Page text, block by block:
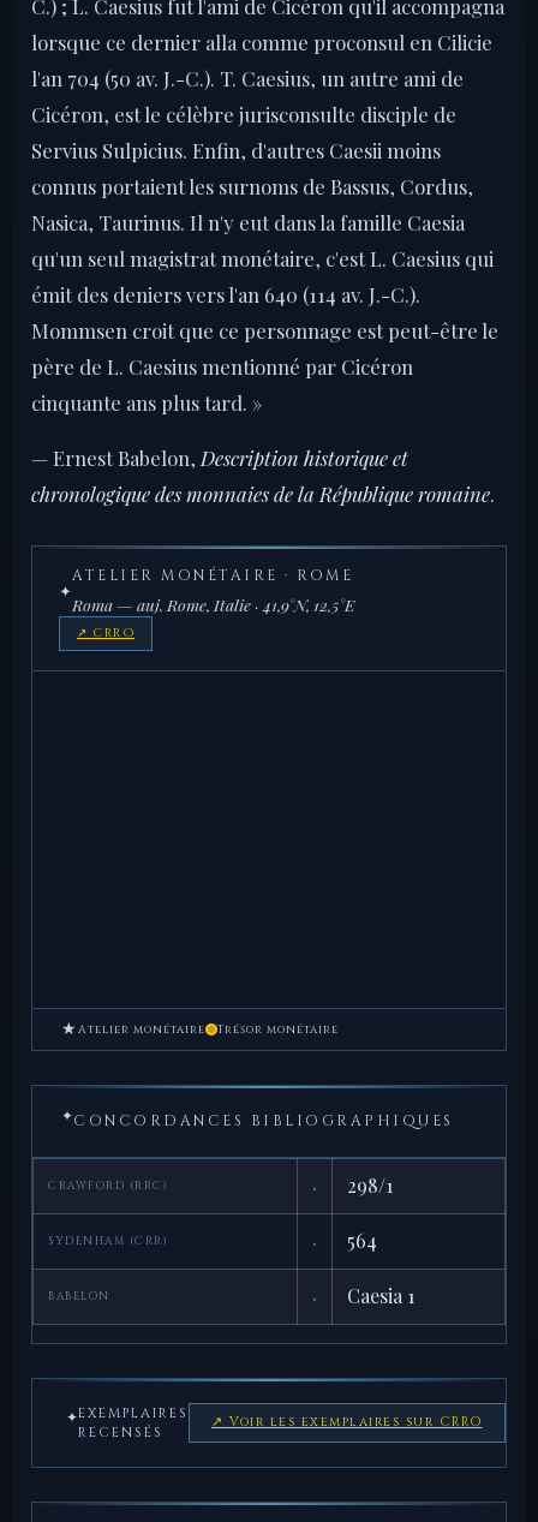
C.) ; L. Caesius fut l'ami de Cicéron qu'il accompagna
lorsque ce dernier alla comme proconsul en Cilicie
l'an 704 (50 av. J.-C.). T. Caesius, un autre ami de
Cicéron, est le célèbre jurisconsulte disciple de
Servius Sulpicius. Enfin, d'autres Caesii moins
connus portaient les surnoms de Bassus, Cordus,
Nasica, Taurinus. Il n'y eut dans la famille Caesia
qu'un seul magistrat monétaire, c'est L. Caesius qui
émit des deniers vers l'an 640 (114 av. J.-C.).
Mommsen croit que ce personnage est peut-être le
père de L. Caesius mentionné par Cicéron
cinquante ans plus tard. »
— Ernest Babelon, Description historique et
chronologique des monnaies de la République romaine.
✦
ATELIER MONÉTAIRE · ROME
Roma — auj. Rome, Italie · 41,9°N, 12,5°E
↗ CRRO
★ Atelier monétaire Trésor monétaire
✦CONCORDANCES BIBLIOGRAPHIQUES
CRAWFORD (RRC) · 298/1
SYDENHAM (CRR) · 564
BABELON · Caesia 1
✦EXEMPLAIRES
RECENSÉS
↗ Voir les exemplaires sur CRRO